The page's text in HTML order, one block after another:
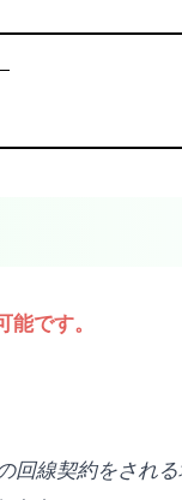
です。
線契約をされ